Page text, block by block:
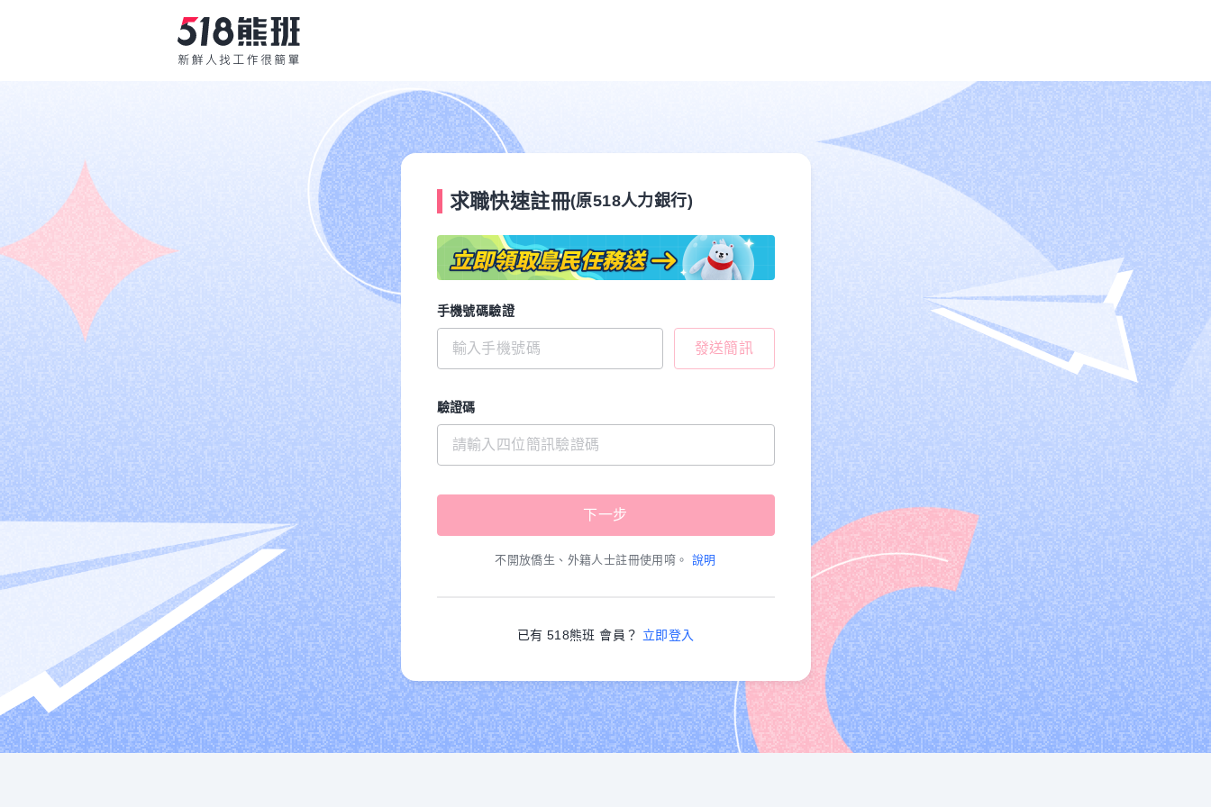
求職快速註冊(原518人力銀行)
手機號碼驗證
發送簡訊
驗證碼
不開放僑生、外籍人士註冊使用唷。 說明
已有 518熊班 會員？ 立即登入